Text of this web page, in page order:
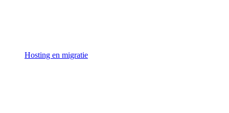
Hosting en migratie